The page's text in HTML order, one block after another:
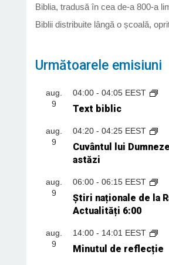
Biblia, tradusă în cea de-a 800-a
Biblii distribuite lângă o școală,
Următoarele emisiuni
aug.
9
04:00- 04:05 EEST
Text biblic
aug.
9
04:20- 04:25 EEST
Cuvântul lui
astăzi
aug.
9
06:00- 06:15 EEST
Știri naționale de la
Actualități 6:00
aug.
9
14:00- 14:01 EEST
Minutul de reflecție